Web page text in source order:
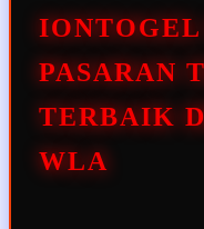
PASARAN
TERBAIK
WLA